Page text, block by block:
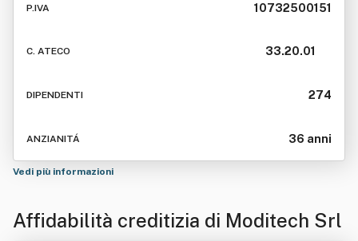
P.IVA 10732500151
C. ATECO 33.20.01
DIPENDENTI 274
ANZIANITÁ 36 anni
Vedi più informazioni
Affidabilità creditizia di Moditech Srl